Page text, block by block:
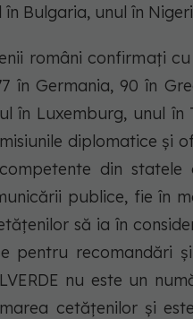
în Bulgaria, unul în
români confirmați
în Germania, 90 în
în Luxemburg, unul
diplomatice și
din
publice, fie în
să ia în
pentru recomandări
nu este un
cetățenilor și